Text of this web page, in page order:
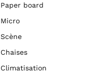
Paper board
Micro
Scène
Chaises
Climatisation